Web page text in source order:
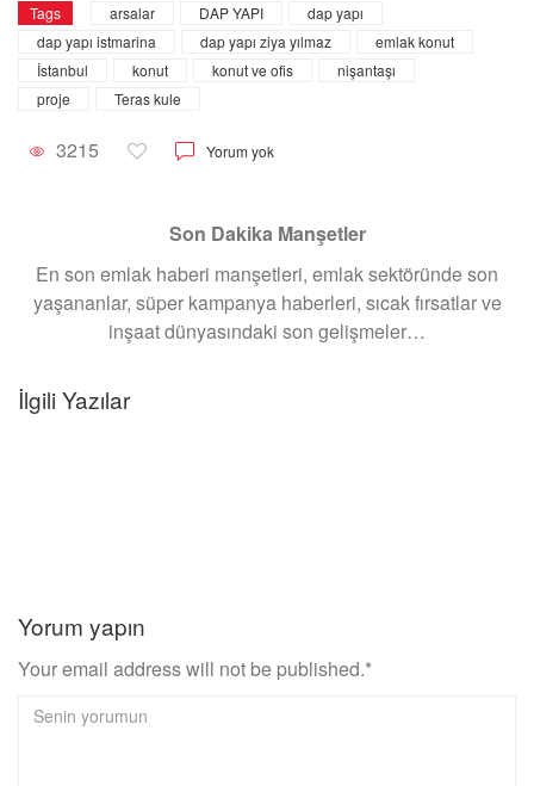
Tags arsalar DAP YAPI
dap yapı
dap yapı istmarina
dap yapı ziya yılmaz
emlak konut
İstanbul
konut konut ve ofis
nişantaşı
proje
Teras kule
3215 Yorum yok
Son Dakika Manşetler
En son emlak haberi manşetleri, emlak sektöründe son
yaşananlar, süper kampanya haberleri, sıcak fırsatlar ve
inşaat dünyasındaki son gelişmeler…
İlgili Yazılar
Emlak Haberleri
Azimut Portföy, Mesa ve Quvars Invest’den Gayrimenkul
Sektöründe Stratejik İş Birliği